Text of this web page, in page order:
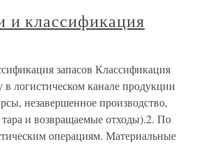
классификация
запасов Классификация
в логистическом канале продукции
незавершенное производство,
и возвращаемые отходы).2. По
операциям. Материальные